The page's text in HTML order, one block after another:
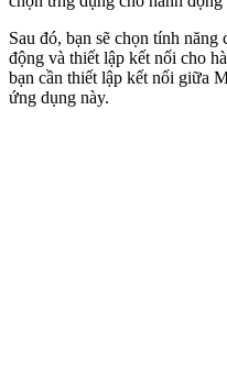
Sau đó, bạn sẽ chọn tính
động và thiết lập kết nối cho
bạn cần thiết lập kết nối giữa
ứng dụng này.